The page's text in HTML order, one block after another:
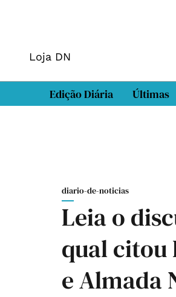
Loja DN
Edição Diária Últimas
diario-de-noticias
Leia o
qual citou
e Almada